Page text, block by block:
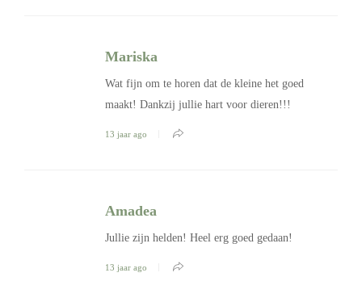
Mariska
Wat fijn om te horen dat de kleine het goed
maakt! Dankzij jullie hart voor dieren!!!
13 jaar ago
Amadea
Jullie zijn helden! Heel erg goed gedaan!
13 jaar ago